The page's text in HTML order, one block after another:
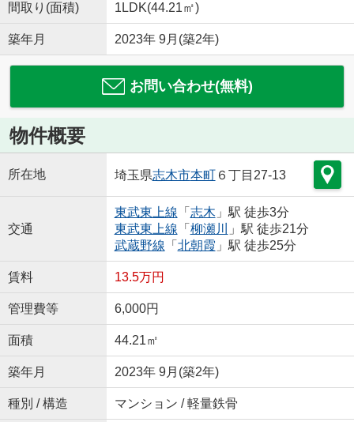
間取り(面積) 1LDK(44.21㎡)
築年月 2023年 9月(築2年)
お問い合わせ(無料)
物件概要
所在地 埼玉県志木市本町６丁目27-13
交通
東武東上線 「 志木 」駅 徒歩3分
東武東上線 「 柳瀬川
」駅 徒歩21分
武蔵野線 「 北朝霞 」駅 徒歩25分
賃料 13.5万円
管理費等 6,000円
面積 44.21㎡
築年月 2023年 9月(築2年)
種別 / 構造 マンション / 軽量鉄骨